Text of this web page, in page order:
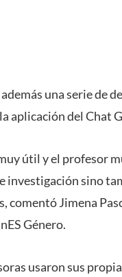
una serie de
aplicación del Chat
útil y el profesor
investigación sino
comentó Jimena
Género.
usaron sus